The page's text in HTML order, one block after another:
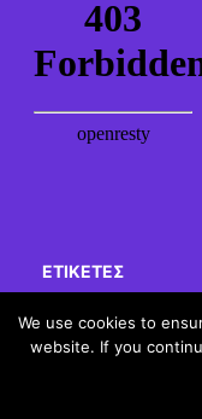
ΕΤΙΚΈΤΕΣ
Όροι Χρήσης
We use cookies to
website. If you